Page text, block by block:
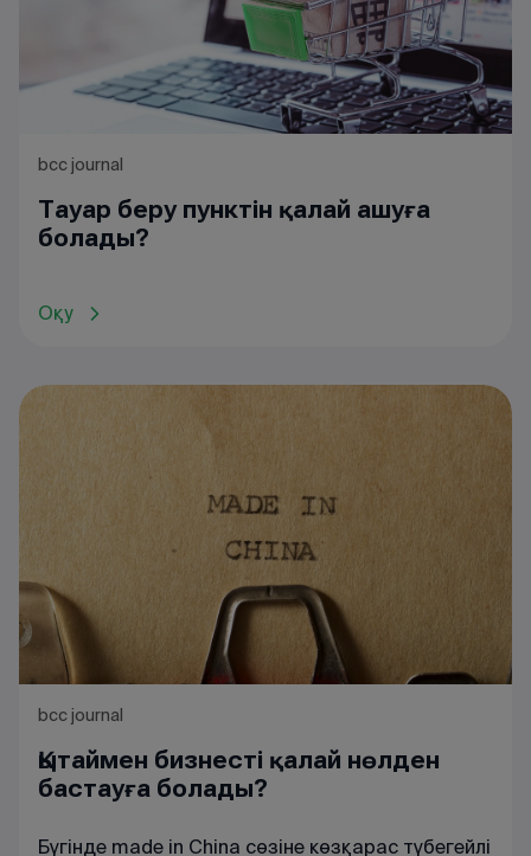
bcc journal
Тауар беру пунктін қалай ашуға
болады?
Оқу
bcc journal
Қытаймен бизнесті қалай нөлден
бастауға болады?
Бүгінде made in China сөзіне көзқарас түбегейлі